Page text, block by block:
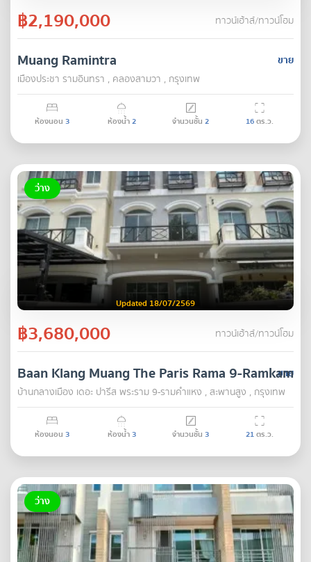
฿2,190,000 ทาวน์เฮ้าส์/ทาวน์โฮม
ขาย
Muang Ramintra
เมืองประชา รามอินทรา , คลองสามวา , กรุงเทพ
ห้องนอน 3 ห้องน้ำ2 จำนวนชั้น 2 16ตร.ว.
ว่าง
Updated 18/07/2569
฿3,680,000 ทาวน์เฮ้าส์/ทาวน์โฮม
ขาย
Baan Klang Muang The Paris Rama 9-
บ้านกลางเมือง เดอะ ปารีส พระราม 9-รามคำแหง , สะพานสูง , กรุงเทพ
ห้องนอน 3 ห้องน้ำ3 จำนวนชั้น 3 21ตร.ว.
ว่าง